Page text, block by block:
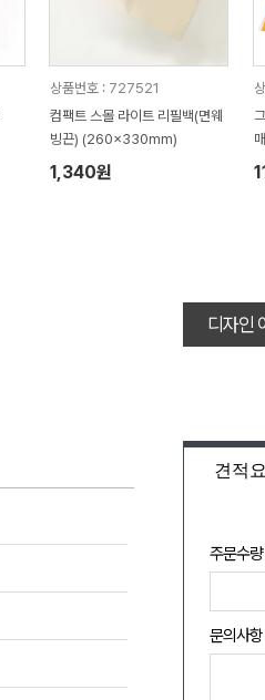
상품번호 : 727521
컴팩트 스몰 라이트 리필백(면웨
빙끈) (260x330mm)
1,340원
디자인
견적
주문수량
문의사항